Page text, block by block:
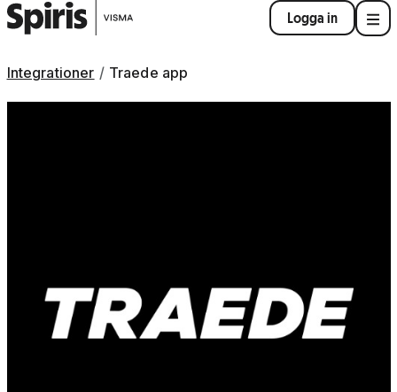
Logga in
Integrationer Traede app